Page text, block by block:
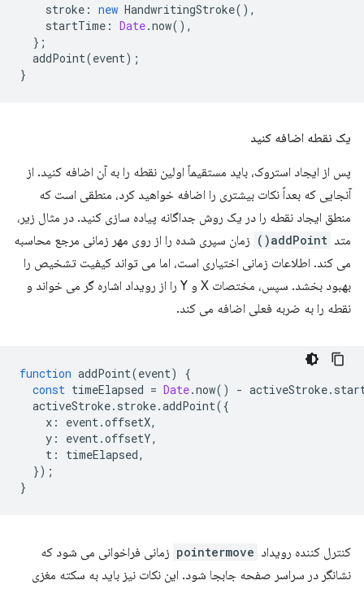
stroke : new HandwritingStroke(),
startTime : Date.now(),
};
addPoint(event);
}
یک نقطه اضافه کنید
پس از ایجاد استروک، باید مستقیماً اولین نقطه را به آن اضافه کنید. از
آنجایی که بعداً نکات بیشتری را اضافه خواهید کرد، منطقی است که
منطق ایجاد نقطه را در یک روش جداگانه پیاده سازی کنید. در مثال زیر،
متد addPoint()
زمان سپری شده را از روی مهر زمانی مرجع محاسبه
می کند. اطلاعات زمانی اختیاری است، اما می تواند کیفیت تشخیص را
بهبود بخشد. سپس، مختصات X و Y را از رویداد اشاره گر می خواند و
نقطه را به ضربه فعلی اضافه می کند.
function addPoint(event)
{
const timeElapsed = Date.now() - activeStroke.
activeStroke. stroke.addPoint({
x : event.offsetX,
y : event.offsetY,
t : timeElapsed,
});
}
کنترل کننده رویداد pointermove زمانی فراخوانی می شود که
نشانگر در سراسر صفحه جابجا شود. این نکات نیز باید به سکته مغزی